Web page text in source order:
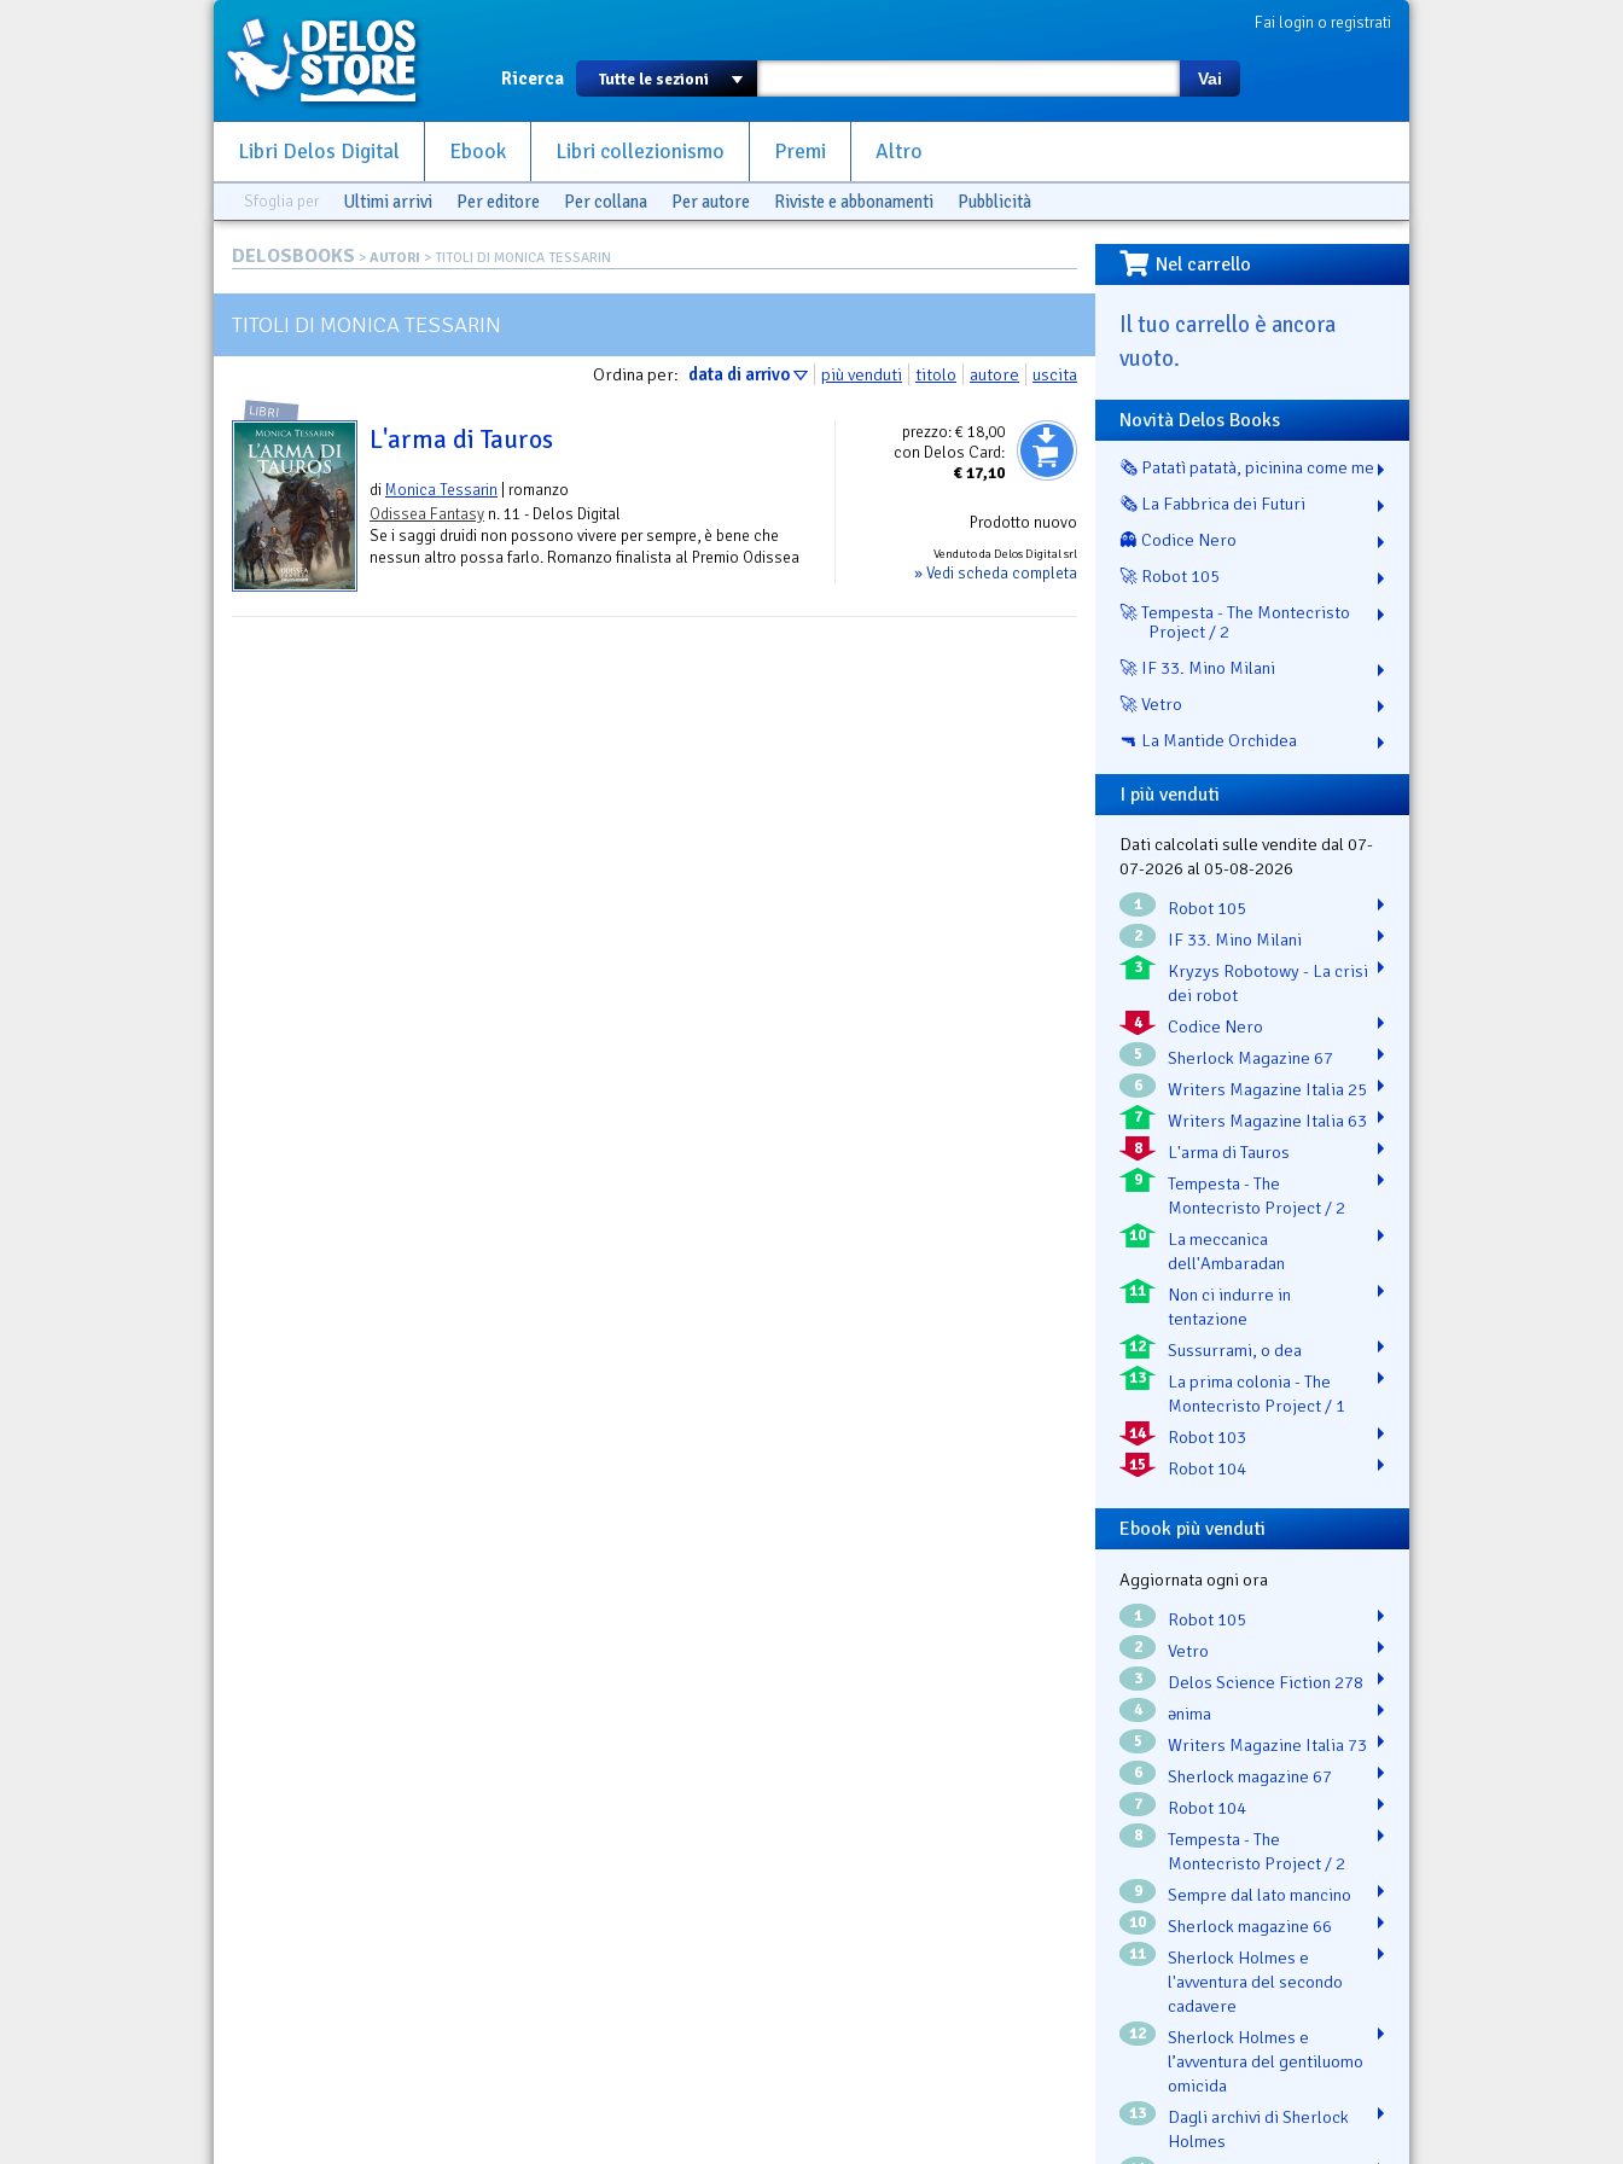
Fai login o registrati
Ricerca Vai
Libri Delos Digital Ebook Libri collezionismo Premi Altro
Sfoglia per Ultimi arrivi Per editore Per collana Per autore Riviste e abbonamenti Pubblicità
DELOSBOOKS > AUTORI > TITOLI DI MONICA TESSARIN
TITOLI DI MONICA TESSARIN
Ordina per: data di arrivo più venduti titolo autore uscita
prezzo:€ 18,00
con Delos Card:
€17,10
Prodotto nuovo
Venduto da Delos Digital srl
» Vedi scheda completa
LIBRI
L'arma di Tauros
di Monica Tessarin | romanzo
Odissea Fantasy n. 11 - Delos Digital
Se i saggi druidi non possono vivere per sempre, è bene che
nessun altro possa farlo. Romanzo finalista al Premio Odissea
Nel carrello
Il tuo carrello è ancora
vuoto.
Novità Delos Books
🗞️ Patatì patatà, picinina come me
🗞️ La Fabbrica dei Futuri
👻 Codice Nero
🚀 Robot 105
🚀 Tempesta - The Montecristo
Project / 2
🚀 IF 33. Mino Milani
🚀 Vetro
🔫 La Mantide Orchidea
I più venduti
Dati calcolati sulle vendite dal 07-
07-2026 al 05-08-2026
1 Robot 105
2 IF 33. Mino Milani
3
Kryzys Robotowy - La crisi
dei robot
4 Codice Nero
5 Sherlock Magazine 67
6 Writers Magazine Italia 25
7 Writers Magazine Italia 63
8 L'arma di Tauros
9
Tempesta - The
Montecristo Project / 2
10
La meccanica
dell'Ambaradan
11
Non ci indurre in
tentazione
12 Sussurrami, o dea
13
La prima colonia - The
Montecristo Project / 1
14 Robot 103
15 Robot 104
Ebook più venduti
Aggiornata ogni ora
1 Robot 105
2 Vetro
3 Delos Science Fiction 278
4 ənima
5 Writers Magazine Italia 73
6 Sherlock magazine 67
7 Robot 104
8
Tempesta - The
Montecristo Project / 2
9 Sempre dal lato mancino
10 Sherlock magazine 66
11
Sherlock Holmes e
l'avventura del secondo
cadavere
12
Sherlock Holmes e
l’avventura del gentiluomo
omicida
13
Dagli archivi di Sherlock
Holmes